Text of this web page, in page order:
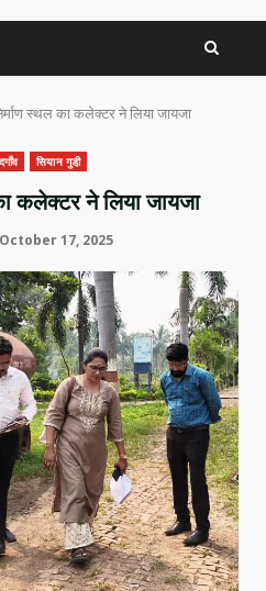
स्थल का कलेक्टर ने लिया जायजा
सियान गुडी़
कलेक्टर ने लिया जायजा
October 17, 2025